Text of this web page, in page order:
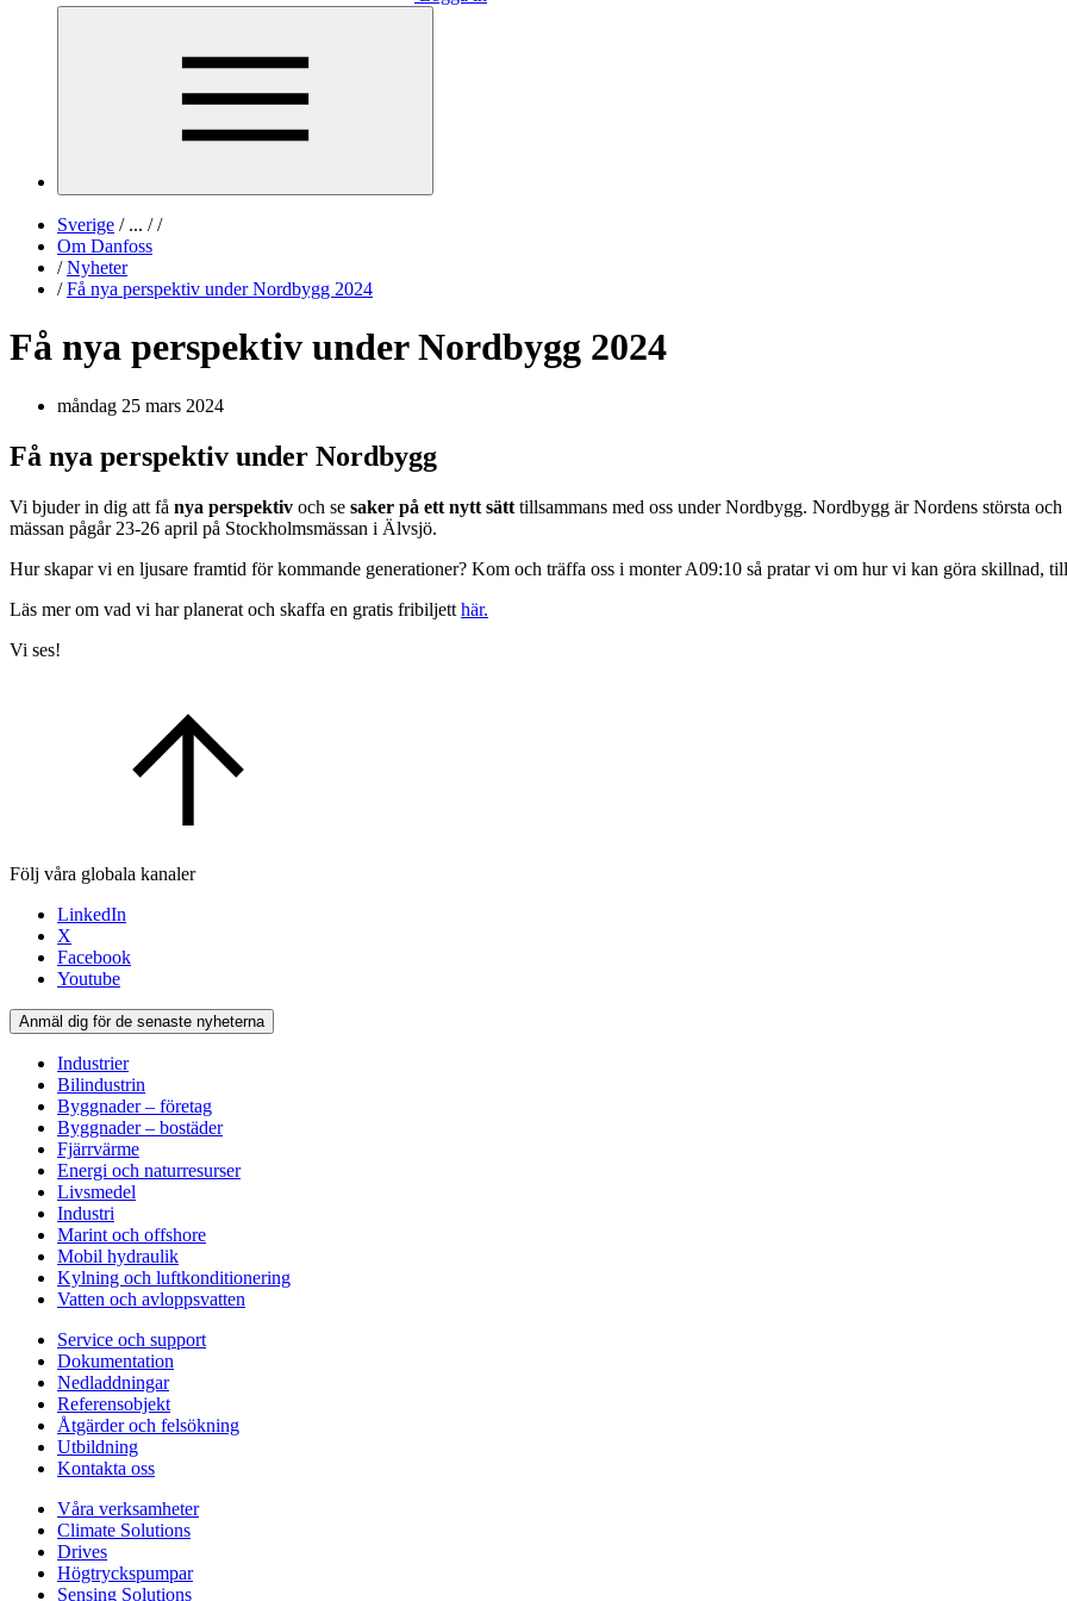
Sverige /... / /
Om Danfoss
/ Nyheter
/ Få nya perspektiv under Nordbygg 2024
Få nya perspektiv under Nordbygg 2024
måndag 25 mars 2024
Få nya perspektiv under Nordbygg
Vi bjuder in dig att få nya perspektiv och se saker på ett nytt sätt tillsammans med oss under Nordbygg. Nordbygg är Nordens största
mässan pågår 23-26 april på Stockholmsmässan i Älvsjö.
Hur skapar vi en ljusare framtid för kommande generationer? Kom och träffa oss i monter A09:10 så pratar vi om hur vi kan göra skillnad,
Läs mer om vad vi har planerat och skaffa en gratis fribiljett här.
Vi ses!
Följ våra globala kanaler
LinkedIn
X
Facebook
Youtube
Anmäl dig för de senaste nyheterna
Industrier
Bilindustrin
Byggnader – företag
Byggnader – bostäder
Fjärrvärme
Energi och naturresurser
Livsmedel
Industri
Marint och offshore
Mobil hydraulik
Kylning och luftkonditionering
Vatten och avloppsvatten
Service och support
Dokumentation
Nedladdningar
Referensobjekt
Åtgärder och felsökning
Utbildning
Kontakta oss
Våra verksamheter
Climate Solutions
Drives
Högtryckspumpar
Sensing Solutions